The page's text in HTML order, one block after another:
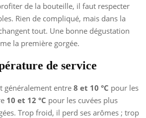
de la bouteille, il faut respecter
Rien de compliqué, mais dans la
tout. Une bonne dégustation
la première gorgée.
de service
généralement entre 8 et 10 °C pour les
10 et 12 °C pour les cuvées plus
Trop froid, il perd ses arômes ; trop